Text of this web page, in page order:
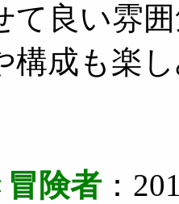
て良い雰
構成も楽
険者 ：